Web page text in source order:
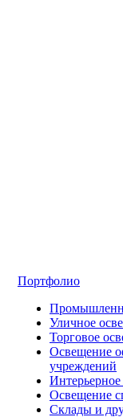
Портфолио
Уличное
Торговое
Освещение
учреждений
Освещение
Склады и